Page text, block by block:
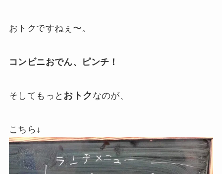
おトクですねぇ〜。
コンビニおでん、ピンチ！
そしてもっと おトク なのが、
こちら↓